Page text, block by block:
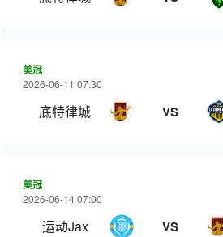
美冠
2026-06-11 07:30
底特律城 VS
美冠
2026-06-14 07:00
运动Jax VS